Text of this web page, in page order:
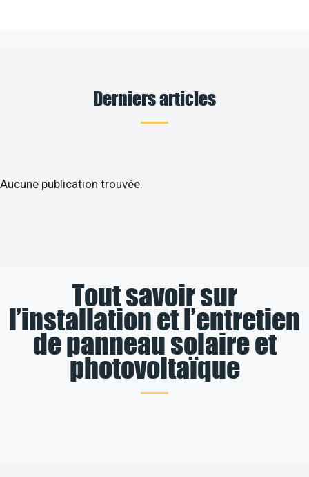
Derniers articles
Aucune publication trouvée.
Tout savoir sur
l’installation et l’entretien
de panneau solaire et
photovoltaïque